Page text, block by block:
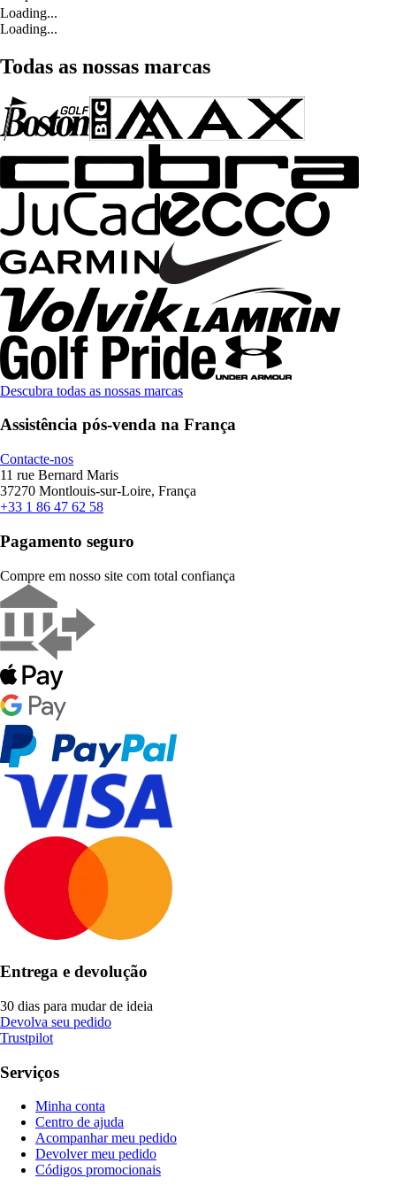
Loading...
Loading...
Todas as nossas marcas
Descubra todas as nossas marcas
Assistência pós-venda na França
Contacte-nos
11 rue Bernard Maris
37270 Montlouis-sur-Loire, França
+33 1 86 47 62 58
Pagamento seguro
Compre em nosso site com total confiança
Entrega e devolução
30 dias para mudar de ideia
Devolva seu pedido
Trustpilot
Serviços
Minha conta
Centro de ajuda
Acompanhar meu pedido
Devolver meu pedido
Códigos promocionais